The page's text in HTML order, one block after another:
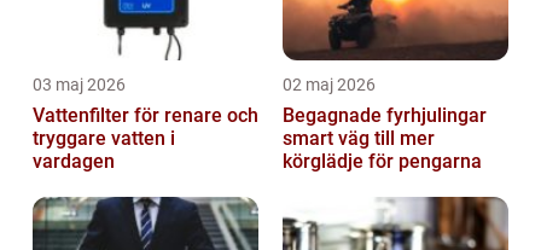
03 maj 2026
Vattenfilter för renare och
tryggare vatten i
vardagen
02 maj 2026
Begagnade fyrhjulingar
smart väg till mer
körglädje för pengarna